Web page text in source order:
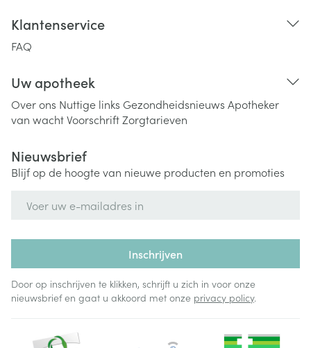
Klantenservice
FAQ
Uw apotheek
Over ons Nuttige links Gezondheidsnieuws Apotheker
van wachtVoorschriftZorgtarieven
Nieuwsbrief
Blijf op de hoogte van nieuwe producten en promoties
Inschrijven
Door op inschrijven te klikken, schrijft u zich in voor onze
nieuwsbrief en gaat u akkoord met onze privacy policy.